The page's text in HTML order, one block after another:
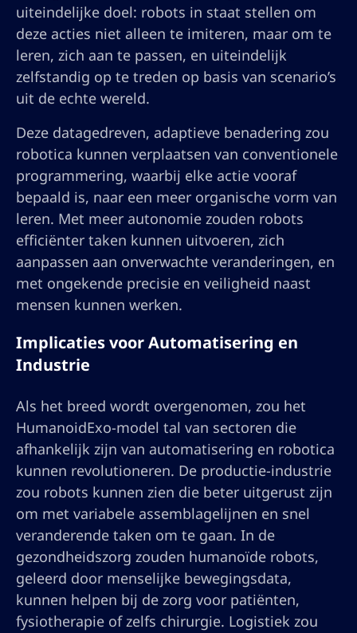
uiteindelijke doel: robots in staat stellen om
deze acties niet alleen te imiteren, maar om te
leren, zich aan te passen, en uiteindelijk
zelfstandig op te treden op basis van scenario’s
uit de echte wereld.
Deze datagedreven, adaptieve benadering zou
robotica kunnen verplaatsen van conventionele
programmering, waarbij elke actie vooraf
bepaald is, naar een meer organische vorm van
leren. Met meer autonomie zouden robots
efficiënter taken kunnen uitvoeren, zich
aanpassen aan onverwachte veranderingen, en
met ongekende precisie en veiligheid naast
mensen kunnen werken.
Implicaties voor Automatisering en
Industrie
Als het breed wordt overgenomen, zou het
HumanoidExo-model tal van sectoren die
afhankelijk zijn van automatisering en robotica
kunnen revolutioneren. De productie-industrie
zou robots kunnen zien die beter uitgerust zijn
om met variabele assemblagelijnen en snel
veranderende taken om te gaan. In de
gezondheidszorg zouden humanoïde robots,
geleerd door menselijke bewegingsdata,
kunnen helpen bij de zorg voor patiënten,
fysiotherapie of zelfs chirurgie. Logistiek zou